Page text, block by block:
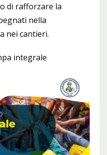
di rafforzare la
nella
nei cantieri.
integrale